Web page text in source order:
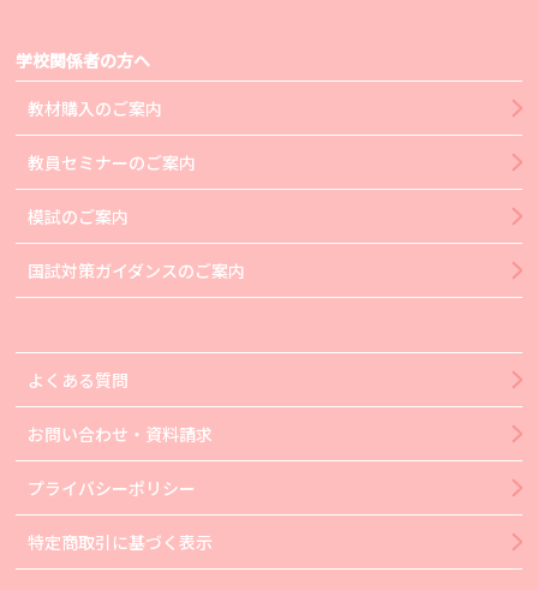
学校関係者の方へ
教材購入のご案内
教員セミナーのご案内
模試のご案内
国試対策ガイダンスのご案内
よくある質問
お問い合わせ・資料請求
プライバシーポリシー
特定商取引に基づく表示